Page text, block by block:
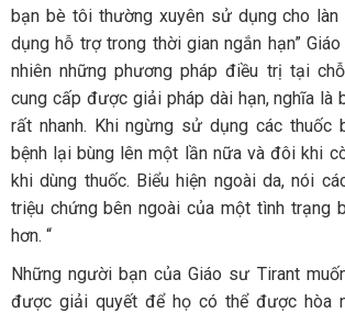
bạn bè tôi thường xuyên sử dụng cho
dụng hỗ trợ trong thời gian ngắn hạn”
nhiên những phương pháp điều trị tại
cung cấp được giải pháp dài hạn, nghĩa là
rất nhanh. Khi ngừng sử dụng các thuốc
bệnh lại bùng lên một lần nữa và đôi khi
khi dùng thuốc. Biểu hiện ngoài da, nói
triệu chứng bên ngoài của một tình trạng
hơn. “
Những người bạn của Giáo sư Tirant
được giải quyết để họ có thể được hòa